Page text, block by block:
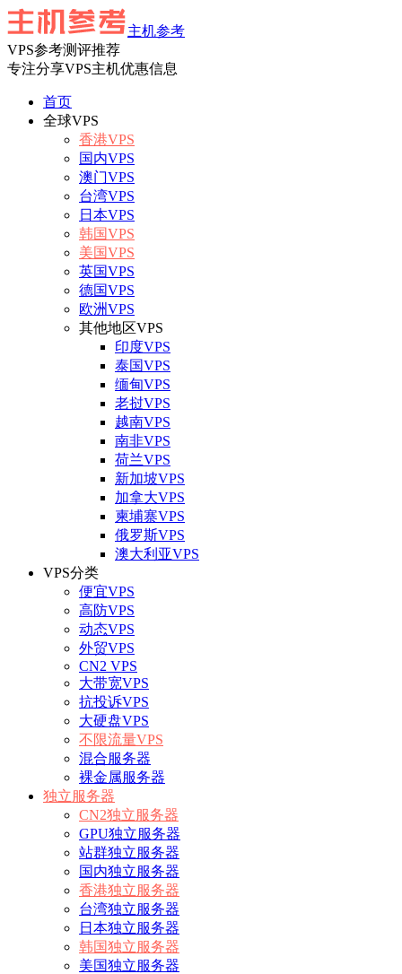
主机参考
VPS参考测评推荐
专注分享VPS主机优惠信息
首页
全球VPS
香港VPS
国内VPS
澳门VPS
台湾VPS
日本VPS
韩国VPS
美国VPS
英国VPS
德国VPS
欧洲VPS
其他地区VPS
印度VPS
泰国VPS
缅甸VPS
老挝VPS
越南VPS
南非VPS
荷兰VPS
新加坡VPS
加拿大VPS
柬埔寨VPS
俄罗斯VPS
澳大利亚VPS
VPS分类
便宜VPS
高防VPS
动态VPS
外贸VPS
CN2 VPS
大带宽VPS
抗投诉VPS
大硬盘VPS
不限流量VPS
混合服务器
裸金属服务器
独立服务器
CN2独立服务器
GPU独立服务器
站群独立服务器
国内独立服务器
香港独立服务器
台湾独立服务器
日本独立服务器
韩国独立服务器
美国独立服务器